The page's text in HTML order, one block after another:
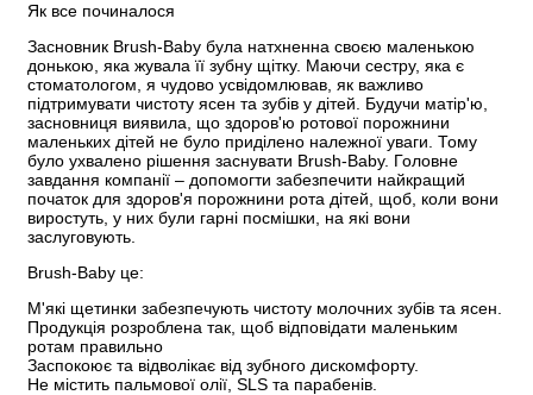
Як все починалося
Засновник Brush-Baby була натхненна своєю маленькою
донькою, яка жувала її зубну щітку. Маючи сестру, яка є
стоматологом, я чудово усвідомлював, як важливо
підтримувати чистоту ясен та зубів у дітей. Будучи матір'ю,
засновниця виявила, що здоров'ю ротової порожнини
маленьких дітей не було приділено належної уваги. Тому
було ухвалено рішення заснувати Brush-Baby. Головне
завдання компанії – допомогти забезпечити найкращий
початок для здоров'я порожнини рота дітей, щоб, коли вони
виростуть, у них були гарні посмішки, на які вони
заслуговують.
Brush-Baby це:
М'які щетинки забезпечують чистоту молочних зубів та ясен.
Продукція розроблена так, щоб відповідати маленьким
ротам правильно
Заспокоює та відволікає від зубного дискомфорту.
Не містить пальмової олії, SLS та парабенів.